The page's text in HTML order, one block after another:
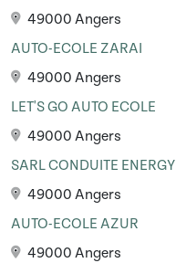
49000 Angers
AUTO-ECOLE ZARAI
49000 Angers
LET'S GO AUTO ECOLE
49000 Angers
SARL CONDUITE ENERGY
49000 Angers
AUTO-ECOLE AZUR
49000 Angers